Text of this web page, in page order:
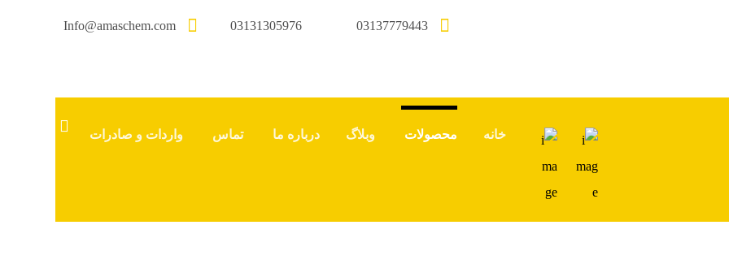
Info@amaschem.com 03131305976 03137779443
خانه محصولات وبلاگ درباره ما تماس واردات و صادرات